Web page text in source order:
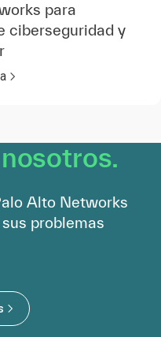
para
ciberseguridad y
Alto Networks
problemas